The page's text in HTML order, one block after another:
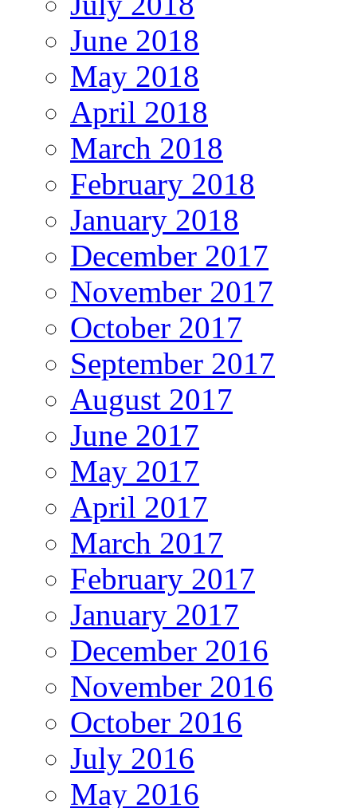
June 2018
May 2018
April 2018
March 2018
February 2018
January 2018
December 2017
November 2017
October 2017
September 2017
August 2017
June 2017
May 2017
April 2017
March 2017
February 2017
January 2017
December 2016
November 2016
October 2016
July 2016
May 2016